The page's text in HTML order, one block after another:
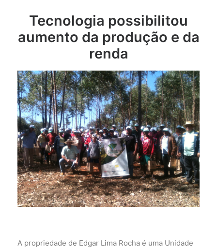
RESULTADOS ALCANÇADOS
Tecnologia possibilitou
aumento da produção e da
renda
A propriedade de Edgar Lima Rocha é uma Unidade